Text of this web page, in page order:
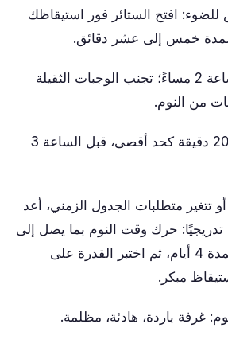
افتح الستائر فور استيقاظك
لمدة خمس إلى عشر دقائق.
قلل الكافيين بعد الساعة 2 مساءً؛ تجنب الوجبات الثقيلة
من النوم.
خذ قيلولات قصيرة: 20 دقيقة كحد أقصى، قبل الساعة 3
تتغير متطلبات الجدول الزمني، أعد
حرك وقت النوم بما يصل إلى
15 دقيقة في اليوم لمدة 4 أيام، ثم اختبر القدرة على
مبكر.
غرفة باردة، هادئة، مظلمة.